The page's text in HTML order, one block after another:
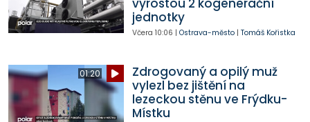
jednotky
Včera 10:06 | Ostrava-město| Tomáš Kořistka
01:20
Zdrogovaný a opilý muž
vylezl bez jištění na
lezeckou stěnu ve Frýdku-
Místku